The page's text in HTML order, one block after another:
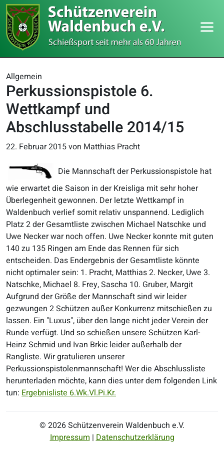
Allgemein
Perkussionspistole 6.
Wettkampf und
Abschlusstabelle 2014/15
22. Februar 2015von Matthias Pracht
Die Mannschaft der Perkussionspistole hat
wie erwartet die Saison in der Kreisliga mit sehr hoher
Überlegenheit gewonnen. Der letzte Wettkampf in
Waldenbuch verlief somit relativ unspannend. Lediglich
Platz 2 der Gesamtliste zwischen Michael Natschke und
Uwe Necker war noch offen. Uwe Necker konnte mit guten
140 zu 135 Ringen am Ende das Rennen für sich
entscheiden. Das Endergebnis der Gesamtliste könnte
nicht optimaler sein: 1. Pracht, Matthias 2. Necker, Uwe 3.
Natschke, Michael 8. Frey, Sascha 10. Gruber, Margit
Aufgrund der Größe der Mannschaft sind wir leider
gezwungen 2 Schützen außer Konkurrenz mitschießen zu
lassen. Ein "Luxus", über den lange nicht jeder Verein der
Runde verfügt. Und so schießen unsere Schützen Karl-
Heinz Schmid und Ivan Brkic leider außerhalb der
Rangliste. Wir gratulieren unserer
Perkussionspistolenmannschaft! Wer die Abschlussliste
herunterladen möchte, kann dies unter dem folgenden Link
tun: Ergebnisliste 6.Wk.Vl.Pi.Kr.
© 2026 Schützenverein Waldenbuch e.V.
Impressum|Datenschutzerklärung